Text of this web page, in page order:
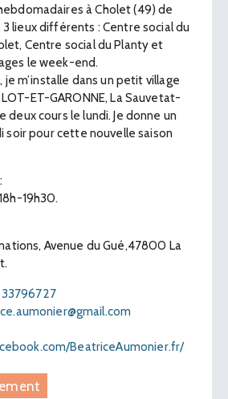
à Cholet (49) de
lieux différents : Centre social du
Centre social du Planty et
le week-end.
m’installe dans un petit village
ET-GARONNE, La Sauvetat-
cours le lundi. Je donne un
soir pour cette nouvelle saison
19h30.
Avenue du Gué,47800 La
BeatriceAumonier.fr/